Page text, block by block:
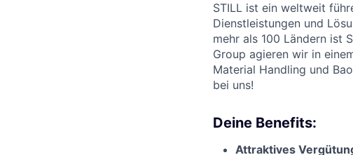
STILL ist ein weltweit
Dienstleistungen und
mehr als 100 Ländern ist
Group agieren wir in
Material Handling und
bei uns!
Deine Benefits:
Attraktives